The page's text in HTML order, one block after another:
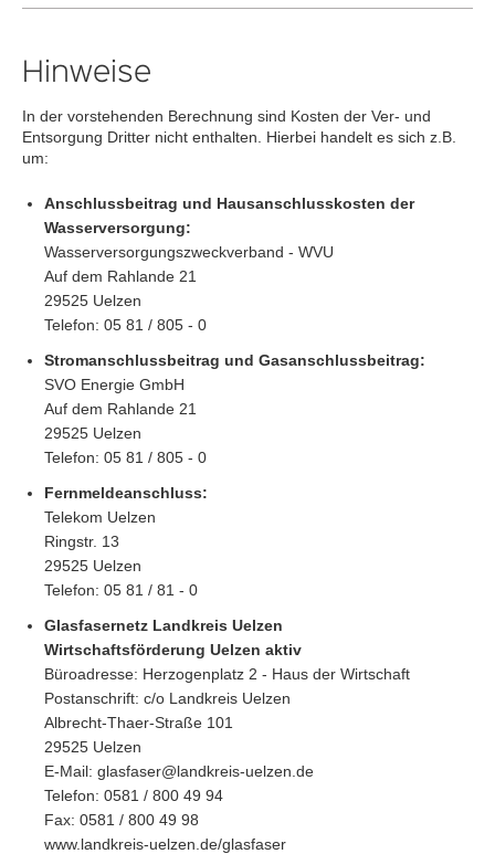
Dreilingen "Schulweg" mit einer Größe von 1.000 m²
A. Frohns
Informationen:
Bürgermeister Dirk-Walter Amtsfeld
Apfelweg 5
29578 Eimke
Tel. 05873 / 249
Kaufpreis in:
Aufwand Erschließung
Schmutzwasser
Entwässerung
Kanalbaubeitrag:
Straßenbeitrag:
Nebenkosten
Vermessungskosten:
Notariatsgebühr:
Hinweise
In der vorstehenden Berechnung sind Kosten der Ver- und
Entsorgung Dritter nicht enthalten. Hierbei handelt es sich z.B.
um:
Anschlussbeitrag und Hausanschlusskosten der
Wasserversorgung:
Wasserversorgungszweckverband - WVU
Auf dem Rahlande 21
29525 Uelzen
Telefon: 05 81 / 805 - 0
Stromanschlussbeitrag und Gasanschlussbeitrag:
SVO Energie GmbH
Auf dem Rahlande 21
29525 Uelzen
Telefon: 05 81 / 805 - 0
Fernmeldeanschluss:
Telekom Uelzen
Ringstr. 13
29525 Uelzen
Telefon: 05 81 / 81 - 0
Glasfasernetz Landkreis Uelzen
Wirtschaftsförderung Uelzen aktiv
Büroadresse: Herzogenplatz 2 - Haus der Wirtschaft
Postanschrift: c/o Landkreis Uelzen
Albrecht-Thaer-Straße 101
29525 Uelzen
E-Mail: glasfaser@landkreis-uelzen.de
Telefon: 0581 / 800 49 94
Fax: 0581 / 800 49 98
www.landkreis-uelzen.de/glasfaser